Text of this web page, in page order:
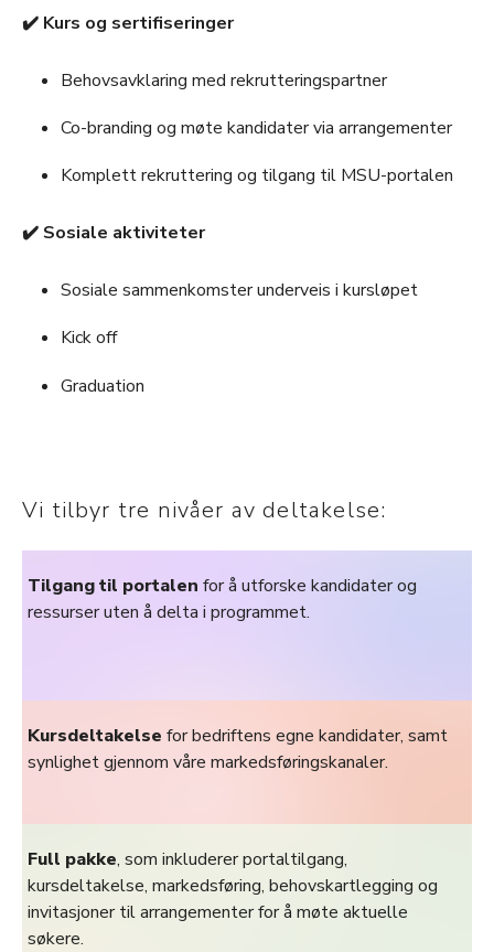
✔️ Kurs og sertifiseringer
Behovsavklaring med rekrutteringspartner
Co-branding og møte kandidater via arrangementer
Komplett rekruttering og tilgang til MSU-portalen
✔️ Sosiale aktiviteter
Sosiale sammenkomster underveis i kursløpet
Kick off
Graduation
Vi tilbyr tre nivåer av deltakelse:
Tilgang til portalen for å utforske kandidater og
ressurser uten å delta i programmet.
Kursdeltakelse for bedriftens egne kandidater, samt
synlighet gjennom våre markedsføringskanaler.
Full pakke, som inkluderer portaltilgang,
kursdeltakelse, markedsføring, behovskartlegging og
invitasjoner til arrangementer for å møte aktuelle
søkere.